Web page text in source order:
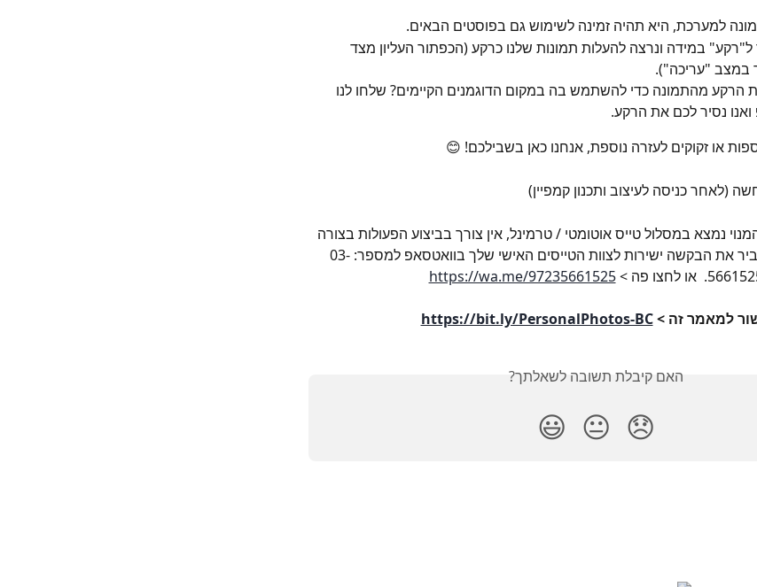
למערכת, היא תהיה זמינה לשימוש גם בפוסטים הבאים.
במידה ונרצה להעלות תמונות שלנו כרקע (הכפתור העליון מצד
"עריכה").
הרקע מהתמונה כדי להשתמש בה במקום הדוגמנים הקיימים? שלחו לנו
נסיר לכם את הרקע.
או זקוקים לעזרה נוספת, אנחנו כאן בשבילכם! 😊
(לאחר כניסה לעיצוב ותכנון קמפיין)
נמצא במסלול טייס אוטומטי / טרמינל, אין צורך בביצוע הפעולות בצורה
עצמאית. ניתן להעביר את הבקשה ישירות לצוות הטייסים האישי שלך בוואטסאפ למספר: 03-
או לחצו פה >
https://wa.me/97235661525
למאמר זה > https://bit.ly/PersonalPhotos-BC
האם קיבלת תשובה לשאלתך?
😞
😐
😃